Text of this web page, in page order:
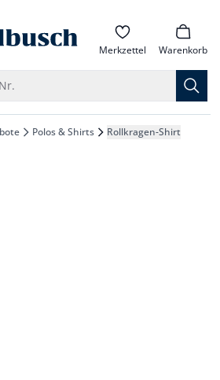
zur Startseite Merkzettel Warenkorb
Polos & Shirts Rollkragen-Shirt